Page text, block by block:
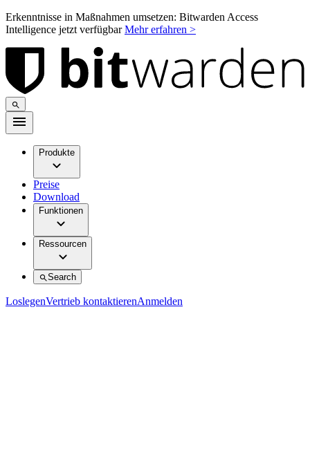
Erkenntnisse in Maßnahmen umsetzen: Bitwarden Access
Intelligence jetzt verfügbarMehr erfahren >
Produkte
Preise
Download
Funktionen
Ressourcen
Search
LoslegenVertrieb kontaktierenAnmelden